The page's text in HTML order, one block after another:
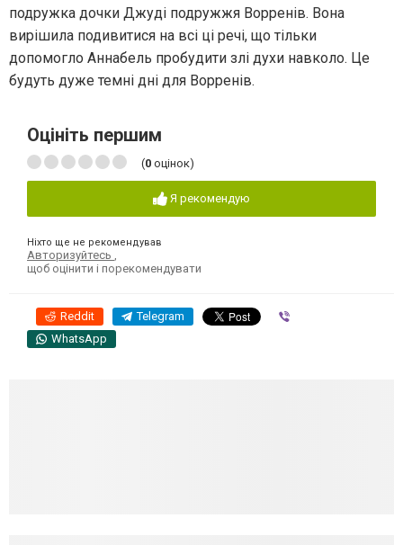
подружка дочки Джуді подружжя Ворренів. Вона
вирішила подивитися на всі ці речі, що тільки
допомогло Аннабель пробудити злі духи навколо. Це
будуть дуже темні дні для Ворренів.
Оцініть першим
(0 оцінок)
Я рекомендую
Ніхто ще не рекомендував
Авторизуйтесь ,
щоб оцінити і порекомендувати
Reddit Telegram
WhatsApp